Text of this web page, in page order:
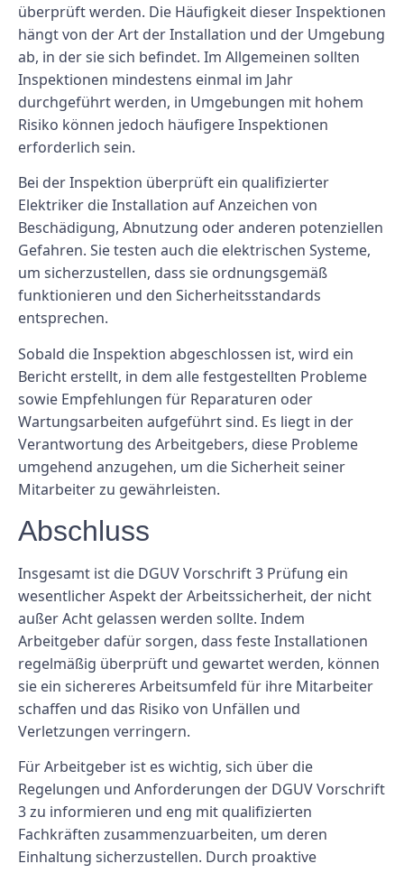
überprüft werden. Die Häufigkeit dieser Inspektionen
hängt von der Art der Installation und der Umgebung
ab, in der sie sich befindet. Im Allgemeinen sollten
Inspektionen mindestens einmal im Jahr
durchgeführt werden, in Umgebungen mit hohem
Risiko können jedoch häufigere Inspektionen
erforderlich sein.
Bei der Inspektion überprüft ein qualifizierter
Elektriker die Installation auf Anzeichen von
Beschädigung, Abnutzung oder anderen potenziellen
Gefahren. Sie testen auch die elektrischen Systeme,
um sicherzustellen, dass sie ordnungsgemäß
funktionieren und den Sicherheitsstandards
entsprechen.
Sobald die Inspektion abgeschlossen ist, wird ein
Bericht erstellt, in dem alle festgestellten Probleme
sowie Empfehlungen für Reparaturen oder
Wartungsarbeiten aufgeführt sind. Es liegt in der
Verantwortung des Arbeitgebers, diese Probleme
umgehend anzugehen, um die Sicherheit seiner
Mitarbeiter zu gewährleisten.
Abschluss
Insgesamt ist die DGUV Vorschrift 3 Prüfung ein
wesentlicher Aspekt der Arbeitssicherheit, der nicht
außer Acht gelassen werden sollte. Indem
Arbeitgeber dafür sorgen, dass feste Installationen
regelmäßig überprüft und gewartet werden, können
sie ein sichereres Arbeitsumfeld für ihre Mitarbeiter
schaffen und das Risiko von Unfällen und
Verletzungen verringern.
Für Arbeitgeber ist es wichtig, sich über die
Regelungen und Anforderungen der DGUV Vorschrift
3 zu informieren und eng mit qualifizierten
Fachkräften zusammenzuarbeiten, um deren
Einhaltung sicherzustellen. Durch proaktive